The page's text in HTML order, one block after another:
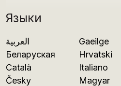
Языки
العربية
Беларуская
Català
Česky
Gaeilge
Hrvatski
Italiano
Magyar